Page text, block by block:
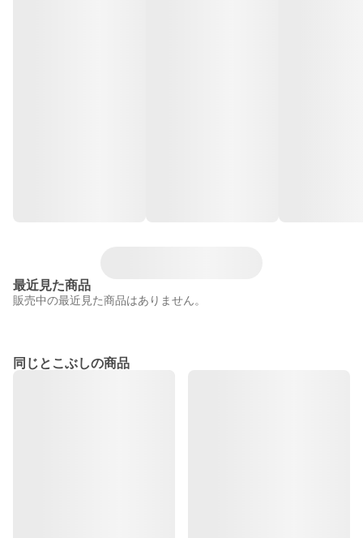
最近見た商品
販売中の最近見た商品はありません。
同じとこぶしの商品